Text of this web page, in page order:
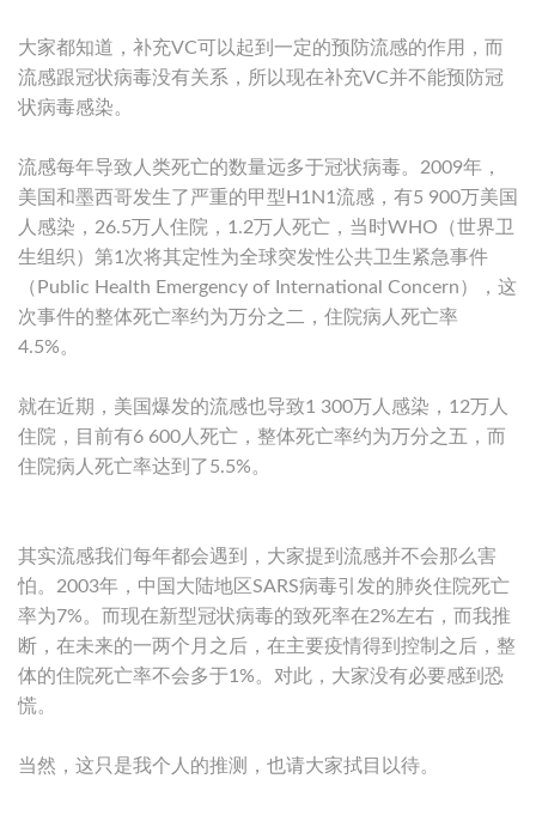
大家都知道，补充VC可以起到一定的预防流感的作用，而
流感跟冠状病毒没有关系，所以现在补充VC并不能预防冠
状病毒感染。
流感每年导致人类死亡的数量远多于冠状病毒。2009年，
美国和墨西哥发生了严重的甲型H1N1流感，有5 900万美国
人感染，26.5万人住院，1.2万人死亡，当时WHO（世界卫
生组织）第1次将其定性为全球突发性公共卫生紧急事件
（Public Health Emergency of International Concern），这
次事件的整体死亡率约为万分之二，住院病人死亡率
4.5%。
就在近期，美国爆发的流感也导致1 300万人感染，12万人
住院，目前有6 600人死亡，整体死亡率约为万分之五，而
住院病人死亡率达到了5.5%。
其实流感我们每年都会遇到，大家提到流感并不会那么害
怕。2003年，中国大陆地区SARS病毒引发的肺炎住院死亡
率为7%。而现在新型冠状病毒的致死率在2%左右，而我推
断，在未来的一两个月之后，在主要疫情得到控制之后，整
体的住院死亡率不会多于1%。对此，大家没有必要感到恐
慌。
当然，这只是我个人的推测，也请大家拭目以待。